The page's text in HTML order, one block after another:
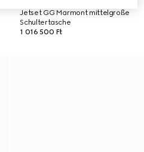
Jetset GG Marmont mittelgroße
Schultertasche
1 016 500 Ft